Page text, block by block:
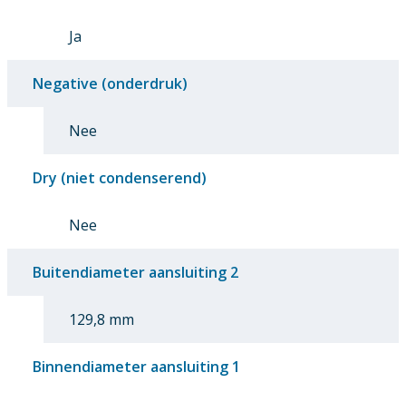
Ja
Negative (onderdruk)
Nee
Dry (niet condenserend)
Nee
Buitendiameter aansluiting 2
129,8 mm
Binnendiameter aansluiting 1